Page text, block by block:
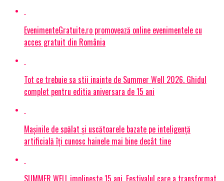
EvenimenteGratuite.ro promovează online evenimentele cu
acces gratuit din România
Tot ce trebuie sa stii inainte de Summer Well 2026. Ghidul
complet pentru editia aniversara de 15 ani
Mașinile de spălat și uscătoarele bazate pe inteligență
artificială îți cunosc hainele mai bine decât tine
SUMMER WELL implineste 15 ani. Festivalul care a transformat